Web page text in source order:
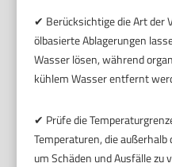
✔ Berücksichtige die Art der
ölbasierte Ablagerungen
Wasser lösen, während
kühlem Wasser entfernt
✔ Prüfe die
Temperaturen, die
um Schäden und Ausfälle zu